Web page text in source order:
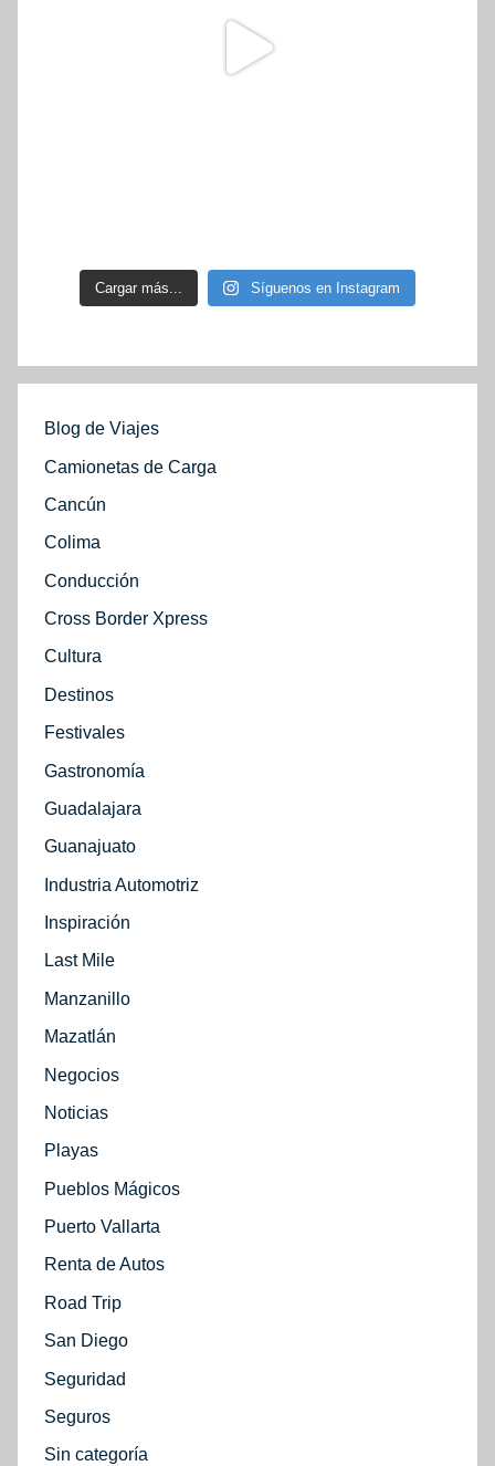
Cargar más... Síguenos en Instagram
Blog de Viajes
Camionetas de Carga
Cancún
Colima
Conducción
Cross Border Xpress
Cultura
Destinos
Festivales
Gastronomía
Guadalajara
Guanajuato
Industria Automotriz
Inspiración
Last Mile
Manzanillo
Mazatlán
Negocios
Noticias
Playas
Pueblos Mágicos
Puerto Vallarta
Renta de Autos
Road Trip
San Diego
Seguridad
Seguros
Sin categoría